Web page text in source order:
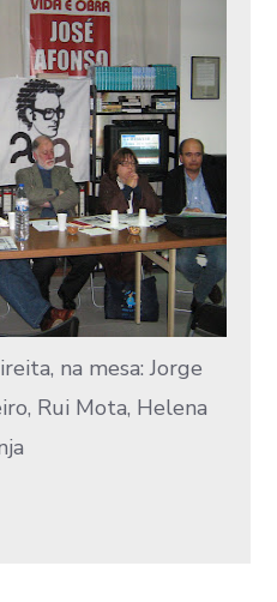
na mesa: Jorge
Rui Mota, Helena